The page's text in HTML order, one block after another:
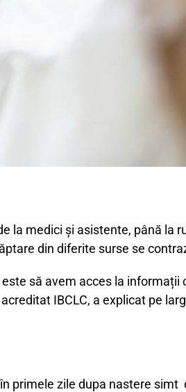
la medici și asistente, până la
din diferite surse se
să avem acces la informații
IBCLC, a explicat pe
zile dupa nastere simt